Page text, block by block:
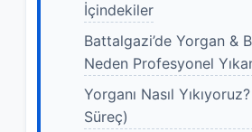
İçindekiler
Battalgazi’de Yorgan &
Neden Profesyonel
Yorganı Nasıl
Süreç)